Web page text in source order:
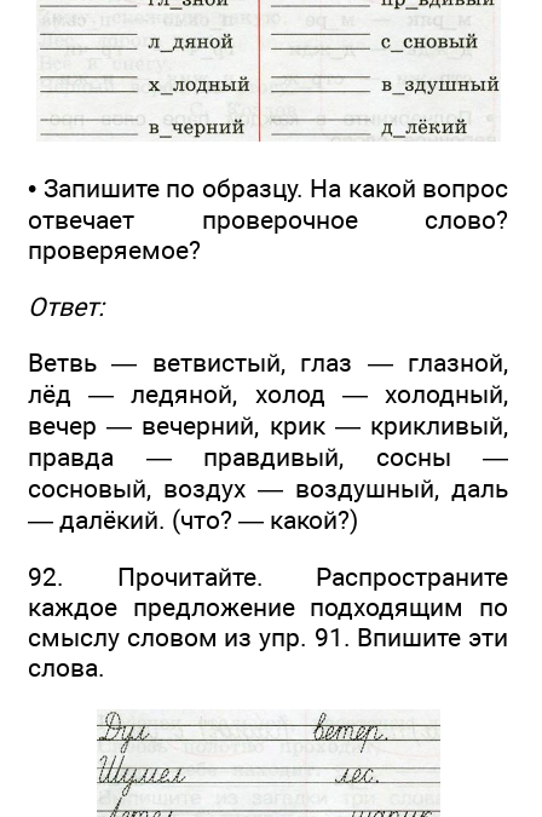
• Запишите по образцу. На какой вопрос
отвечает проверочное слово?
проверяемое?
Ответ:
Ветвь — ветвистый, глаз — глазной,
лёд — ледяной, холод — холодный,
вечер — вечерний, крик — крикливый,
правда — правдивый, сосны —
сосновый, воздух — воздушный, даль
— далёкий. (что? — какой?)
92. Прочитайте. Распространите
каждое предложение подходящим по
смыслу словом из упр. 91. Впишите эти
слова.